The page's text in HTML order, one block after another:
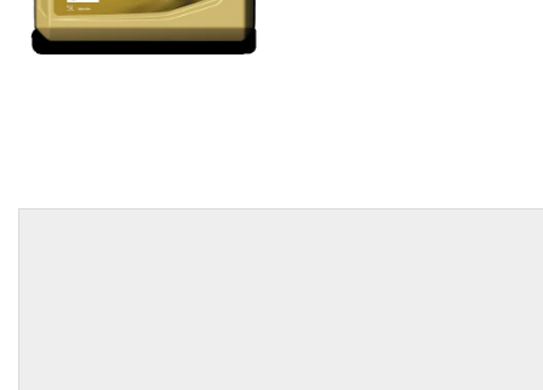
EGYÉB
SPECIÁLIS